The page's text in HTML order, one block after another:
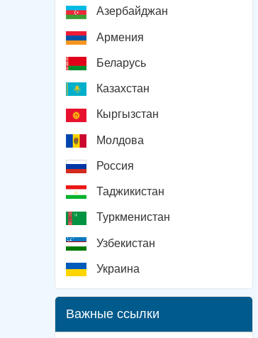
Азербайджан
Армения
Беларусь
Казахстан
Кыргызстан
Молдова
Россия
Таджикистан
Туркменистан
Узбекистан
Украина
Важные ссылки